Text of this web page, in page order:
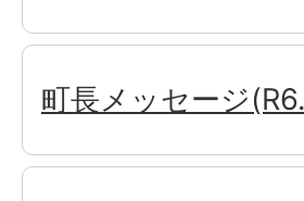
町長メッセージ